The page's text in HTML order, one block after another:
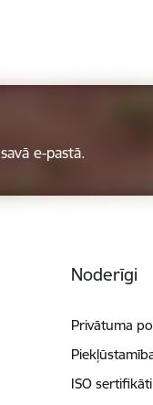
e-pastā.
Noderīgi
Privātuma
ISO sertifikāti